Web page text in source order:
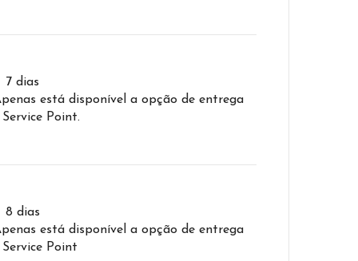
7 dias
está disponível a opção de entrega
Point.
8 dias
está disponível a opção de entrega
Point